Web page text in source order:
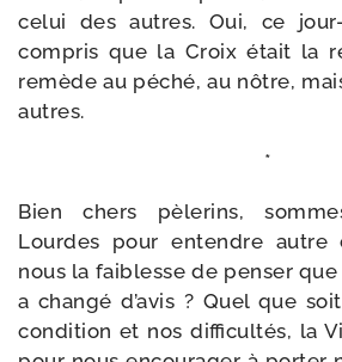
celui des autres. Oui, ce
com­pris que la Croix était la
remède au péché, au nôtre,
autres.
*
Bien chers pèle­rins,
Lourdes pour entendre autre
nous la fai­blesse de pen­ser
a chan­gé d’avis ? Quel que
condi­tion et nos dif­fi­cul­tés, la